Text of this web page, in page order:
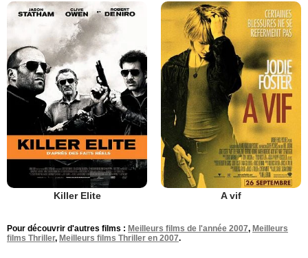
Killer Elite A vif
Pour découvrir d'autres films : Meilleurs films de l'année 2007, Meilleurs
films Thriller, Meilleurs films Thriller en 2007.